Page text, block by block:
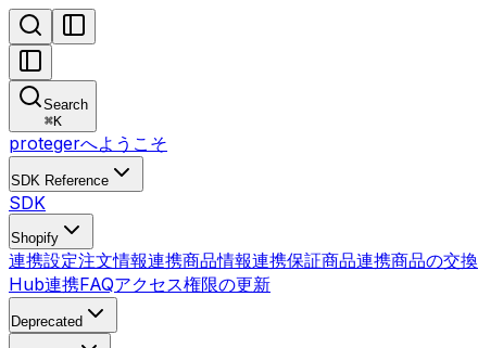
Search
⌘K
protegerへようこそ
SDK Reference
SDK
Shopify
連携設定注文情報連携商品情報連携保証商品連携商品の交換
Hub連携FAQアクセス権限の更新
Deprecated